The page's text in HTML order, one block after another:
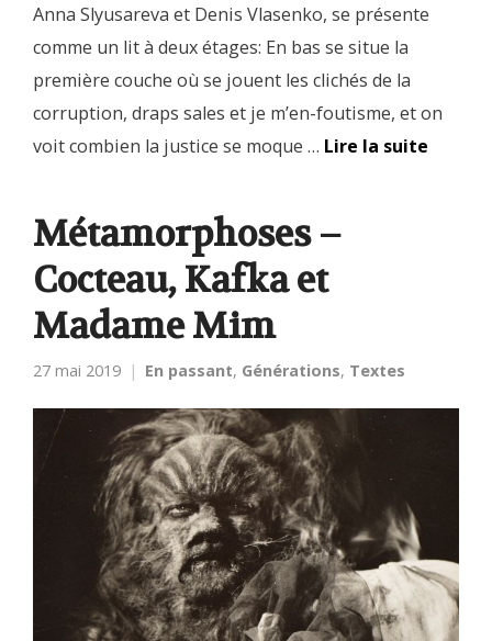
Anna Slyusareva et Denis Vlasenko, se présente
comme un lit à deux étages: En bas se situe la
première couche où se jouent les clichés de la
corruption, draps sales et je m’en-foutisme, et on
voit combien la justice se moque … Lire la suite
Métamorphoses –
Cocteau, Kafka et
Madame Mim
27 mai 2019 En passant, Générations, Textes